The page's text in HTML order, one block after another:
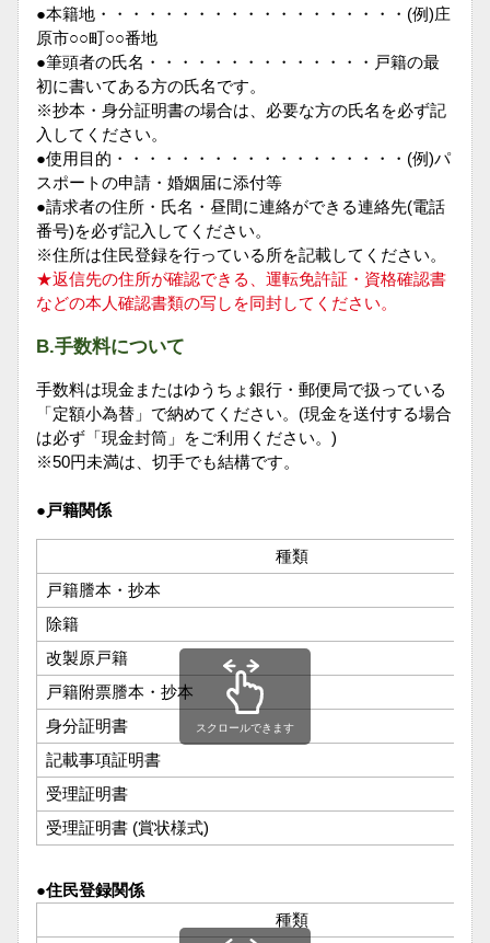
●本籍地・・・・・・・・・・・・・・・・・・・(例)庄
原市○○町○○番地
●筆頭者の氏名・・・・・・・・・・・・・・戸籍の最
初に書いてある方の氏名です。
※抄本・身分証明書の場合は、必要な方の氏名を必ず記
入してください。
●使用目的・・・・・・・・・・・・・・・・・・(例)パ
スポートの申請・婚姻届に添付等
●請求者の住所・氏名・昼間に連絡ができる連絡先(電話
番号)を必ず記入してください。
※住所は住民登録を行っている所を記載してください。
★返信先の住所が確認できる、運転免許証・資格確認書
などの本人確認書類の写しを同封してください。
B.手数料について
手数料は現金またはゆうちょ銀行・郵便局で扱っている
「定額小為替」で納めてください。(現金を送付する場合
は必ず「現金封筒」をご利用ください。)
※50円未満は、切手でも結構です。
●戸籍関係
種類
戸籍謄本・抄本
除籍
改製原戸籍
戸籍附票謄本・抄本
身分証明書
記載事項証明書
受理証明書
受理証明書 (賞状様式)
スクロールできます
●住民登録関係
種類